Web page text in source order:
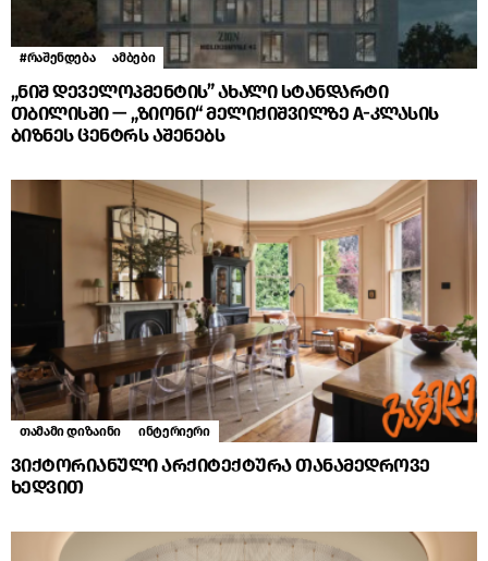
#რაშენდება ამბები
„ნიშ დეველოპმენტის” ახალი სტანდარტი
თბილისში — „ზიონი“ მელიქიშვილზე A-კლასის
ბიზნეს ცენტრს აშენებს
თამამი დიზაინი ინტერიერი
ვიქტორიანული არქიტექტურა თანამედროვე
ხედვით